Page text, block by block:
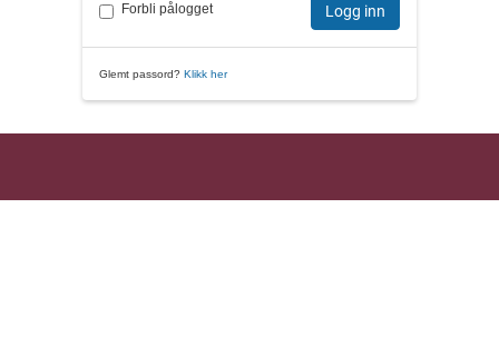
Forbli pålogget Logg inn
Glemt passord? Klikk her